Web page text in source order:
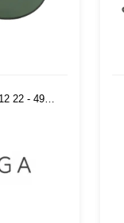
22 - 49